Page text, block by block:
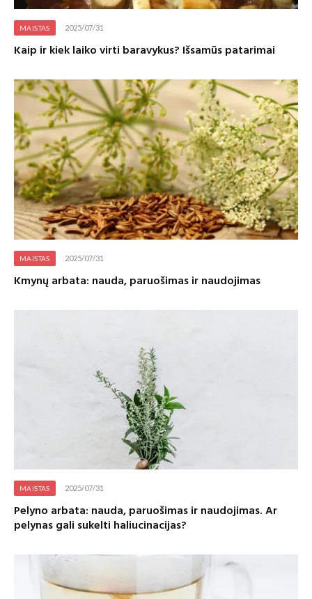
MAISTAS 2025/07/31
Kaip ir kiek laiko virti baravykus? Išsamūs patarimai
MAISTAS 2025/07/31
Kmynų arbata: nauda, paruošimas ir naudojimas
MAISTAS 2025/07/31
Pelyno arbata: nauda, paruošimas ir naudojimas. Ar
pelynas gali sukelti haliucinacijas?